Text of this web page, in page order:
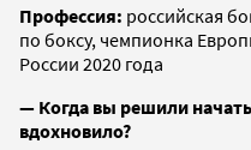
Профессия: российская
по боксу, чемпионка
России 2020 года
— Когда вы решили
вдохновило?